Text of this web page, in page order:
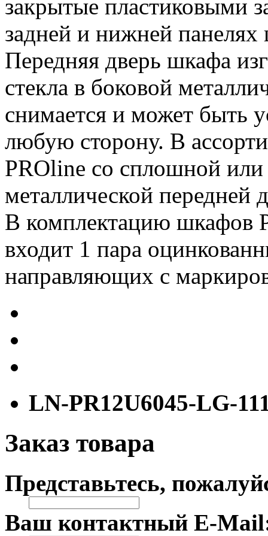
закрытые пластиковыми
задней и нижней
Передняя дверь шкафа
стекла в боковой
снимается и может быть
любую сторону. В
PROline со сплошной
металлической передней
В комплектацию шкафов
входит 1 пара
направляющих с
LN-PR12U6045-LG-
Заказ товара
Представьтесь,
Ваш контактный E-